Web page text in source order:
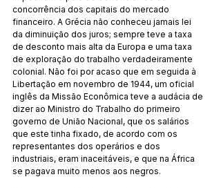
concorrência dos capitais do mercado
financeiro. A Grécia não conheceu jamais lei
da diminuição dos juros; sempre teve a taxa
de desconto mais alta da Europa e uma taxa
de exploração do trabalho verdadeiramente
colonial. Não foi por acaso que em seguida à
Libertação em novembro de 1944, um oficial
inglês da Missão Econômica teve a audácia de
dizer ao Ministro do Trabalho do primeiro
governo de União Nacional, que os salários
que este tinha fixado, de acordo com os
representantes dos operários e dos
industriais, eram inaceitáveis, e que na África
se pagava muito menos aos negros.